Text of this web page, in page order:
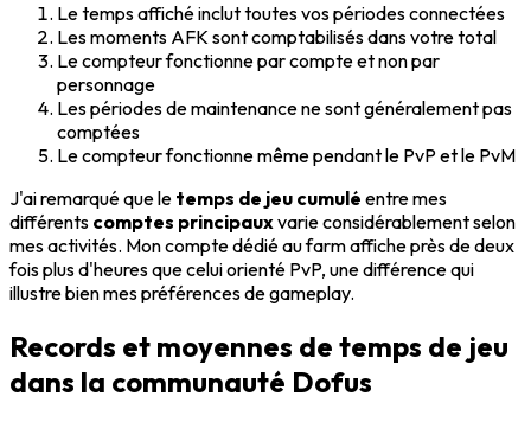
Le temps affiché inclut toutes vos périodes connectées
Les moments AFK sont comptabilisés dans votre total
Le compteur fonctionne par compte et non par
personnage
Les périodes de maintenance ne sont généralement pas
comptées
Le compteur fonctionne même pendant le PvP et le PvM
J'ai remarqué que le temps de jeu cumulé entre mes
différents comptes principauxvarie considérablement selon
mes activités. Mon compte dédié au farm affiche près de deux
fois plus d'heures que celui orienté PvP, une différence qui
illustre bien mes préférences de gameplay.
Records et moyennes de temps de jeu
dans la communauté Dofus